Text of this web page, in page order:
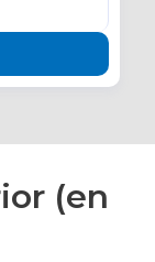
(en